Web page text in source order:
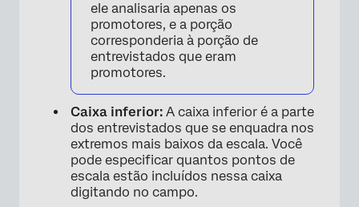
ele analisaria apenas os
promotores, e a porção
corresponderia à porção de
entrevistados que eram
promotores.
Caixa inferior: A caixa inferior é a parte
dos entrevistados que se enquadra nos
extremos mais baixos da escala. Você
pode especificar quantos pontos de
escala estão incluídos nessa caixa
digitando no campo.